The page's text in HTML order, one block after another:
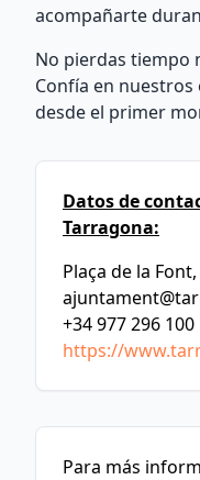
acompañarte
No pierdas tiempo
Confía en
desde el primer
Datos de
Tarragona:
Plaça de la
+34 977 296 100
https://
Para más